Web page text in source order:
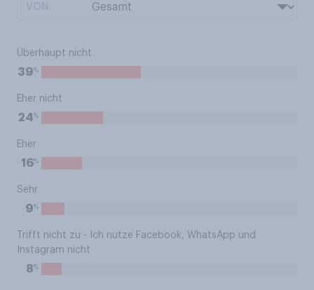
Überhaupt nicht
39%
Eher nicht
24%
Eher
16%
Sehr
9%
Trifft nicht zu - Ich nutze Facebook, WhatsApp und
Instagram nicht
8%